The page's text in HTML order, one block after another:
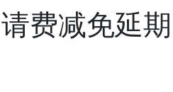
费减免延